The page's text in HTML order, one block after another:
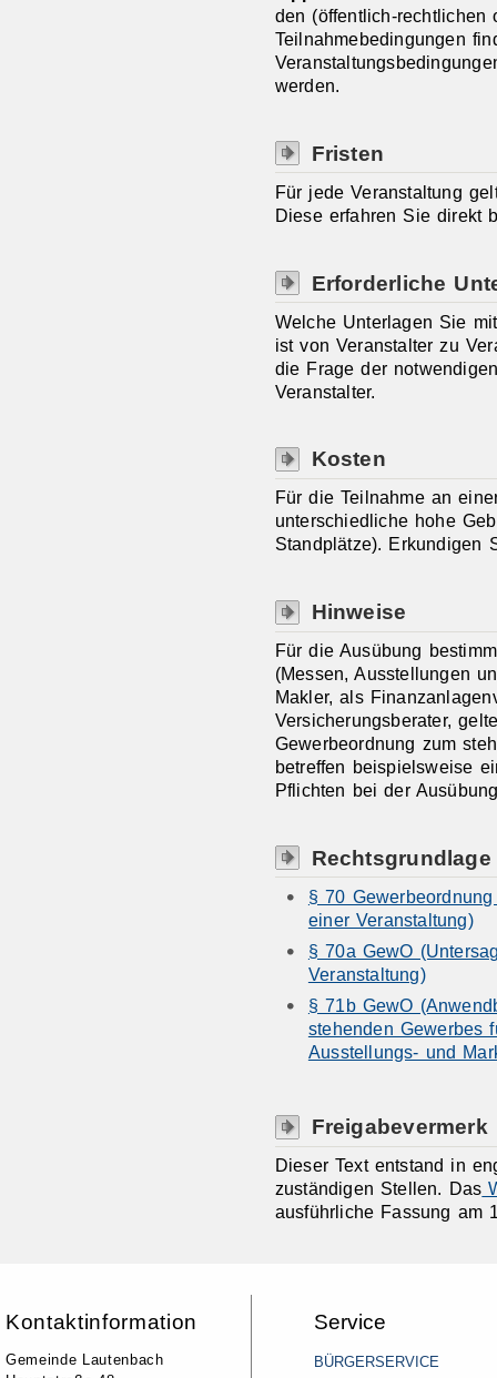
den (öffentlich-rechtlichen
Teilnahmebedingungen
werden.
Fristen
Für jede Veranstaltung
Diese erfahren Sie direkt
Erforderliche
Welche Unterlagen Sie
ist von Veranstalter zu
die Frage der
Veranstalter.
Kosten
Für die Teilnahme an
unterschiedliche hohe
Standplätze). Erkundigen
Hinweise
Für die Ausübung
(Messen, Ausstellungen
Makler, als
Versicherungsberater,
Gewerbeordnung zum
betreffen beispielsweise
Pflichten bei der
Rechtsgrundlage
§ 70
einer Veranstaltung)
§ 70a GewO
Veranstaltung)
§ 71b GewO
stehenden Gewerbes
Ausstellungs- und
Freigabevermerk
Dieser Text entstand in
zuständigen Stellen. Das
ausführliche Fassung am
Kontaktinformation
Gemeinde Lautenbach
Service
BÜRGERSERVICE